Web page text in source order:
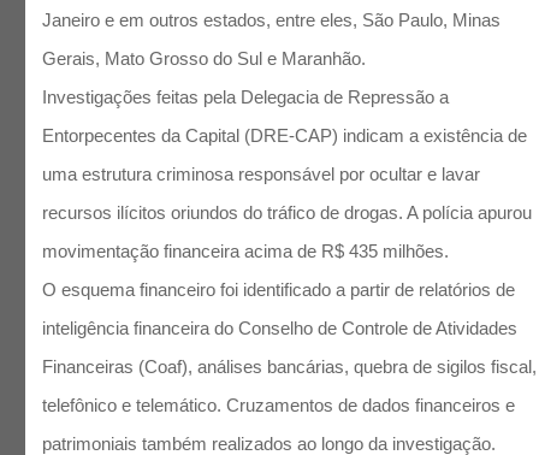
Janeiro e em outros estados, entre eles, São Paulo, Minas
Gerais, Mato Grosso do Sul e Maranhão.
Investigações feitas pela Delegacia de Repressão a
Entorpecentes da Capital (DRE-CAP) indicam a existência de
uma estrutura criminosa responsável por ocultar e lavar
recursos ilícitos oriundos do tráfico de drogas. A polícia apurou
movimentação financeira acima de R$ 435 milhões.
O esquema financeiro foi identificado a partir de relatórios de
inteligência financeira do Conselho de Controle de Atividades
Financeiras (Coaf), análises bancárias, quebra de sigilos fiscal,
telefônico e telemático. Cruzamentos de dados financeiros e
patrimoniais também realizados ao longo da investigação.